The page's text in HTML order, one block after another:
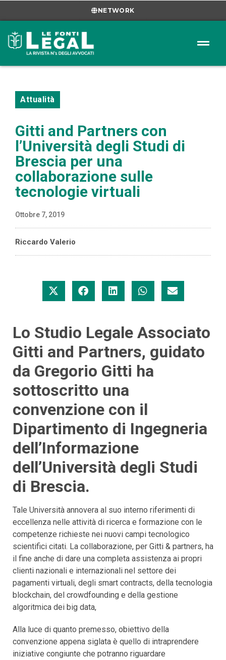
NETWORK
Attualità
Gitti and Partners con
l’Università degli Studi di
Brescia per una
collaborazione sulle
tecnologie virtuali
Ottobre 7, 2019
Riccardo Valerio
Lo Studio Legale Associato
Gitti and Partners, guidato
da Gregorio Gitti ha
sottoscritto una
convenzione con il
Dipartimento di Ingegneria
dell’Informazione
dell’Università degli Studi
di Brescia.
Tale Università annovera al suo interno riferimenti di
eccellenza nelle attività di ricerca e formazione con le
competenze richieste nei nuovi campi tecnologico
scientifici citati. La collaborazione, per Gitti & partners, ha
il fine anche di dare una completa assistenza ai propri
clienti nazionali e internazionali nel settore dei
pagamenti virtuali, degli smart contracts, della tecnologia
blockchain, del crowdfounding e della gestione
algoritmica dei big data,
Alla luce di quanto premesso, obiettivo della
convenzione appena siglata è quello di intraprendere
iniziative congiunte che potranno riguardare